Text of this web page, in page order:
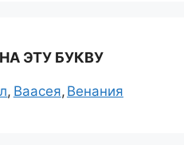
ЭТУ БУКВУ
Ваасея Венания